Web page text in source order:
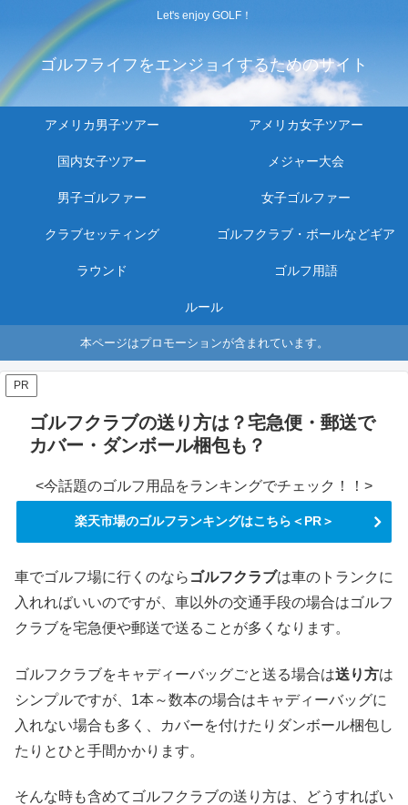
Let's enjoy GOLF！
ゴルフライフをエンジョイするためのサイト
アメリカ男子ツアー アメリカ女子ツアー
国内女子ツアー メジャー大会
男子ゴルファー 女子ゴルファー
クラブセッティング ゴルフクラブ・ボールなどギア
ラウンド ゴルフ用語
ルール
本ページはプロモーションが含まれています。
PR
ゴルフクラブの送り方は？宅急便・郵送で
カバー・ダンボール梱包も？
<今話題のゴルフ用品をランキングでチェック！！>
楽天市場のゴルフランキングはこちら＜PR＞
車でゴルフ場に行くのなら ゴルフクラブは車のトランクに
入れればいいのですが、車以外の交通手段の場合はゴルフ
クラブを宅急便や郵送で送ることが多くなります。
ゴルフクラブをキャディーバッグごと送る場合は送り方は
シンプルですが、1本～数本の場合はキャディーバッグに
入れない場合も多く、カバーを付けたりダンボール梱包し
たりとひと手間かかります。
そんな時も含めてゴルフクラブの送り方は、どうすればい